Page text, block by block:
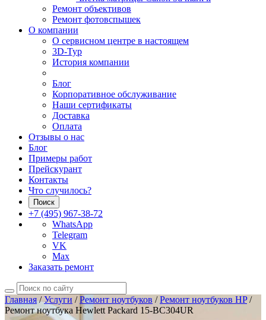
Ремонт объективов
Ремонт фотовспышек
О компании
О сервисном центре в настоящем
3D-Тур
История компании
Блог
Корпоративное обслуживание
Наши сертификаты
Доставка
Оплата
Отзывы о нас
Блог
Примеры работ
Прейскурант
Контакты
Что случилось?
Поиск
+7 (495) 967-38-72
WhatsApp
Telegram
VK
Max
Заказать ремонт
Главная/Услуги /Ремонт ноутбуков /Ремонт ноутбуков HP/
Ремонт ноутбука Hewlett Packard 15-BC304UR